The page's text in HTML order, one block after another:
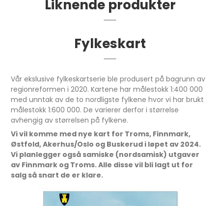
Liknende produkter
Fylkeskart
Vår ekslusive fylkeskartserie ble produsert på bagrunn av
regionreformen i 2020. Kartene har målestokk 1:400 000
med unntak av de to nordligste fylkene hvor vi har brukt
målestokk 1:600 000. De varierer derfor i størrelse
avhengig av størrelsen på fylkene.
Vi vil komme med nye kart for Troms, Finnmark,
Østfold, Akerhus/Oslo og Buskerud i løpet av 2024.
Vi planlegger også samiske (nordsamisk) utgaver
av Finnmark og Troms. Alle disse vil bli lagt ut for
salg så snart de er klare.